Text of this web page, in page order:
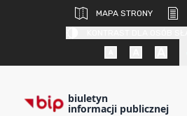
MAPA STRONY
biuletyn
informacji publicznej